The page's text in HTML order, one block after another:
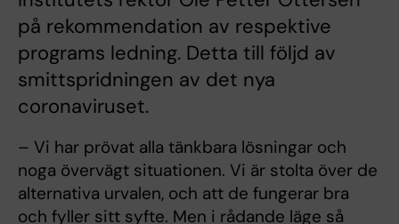
på rekommendation av respektive
programs ledning. Detta till följd av
smittspridningen av det nya
coronaviruset.
– Vi har prövat alla tänkbara lösningar och
noga övervägt situationen. Vi är stolta över de
alternativa urvalen, och att de fungerar bra
och fyller sitt syfte. Men i rådande läge så